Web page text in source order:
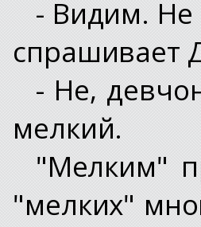
- Видим. Не
спрашивает
- Не,
мелкий.
"Мелким"
"мелких"